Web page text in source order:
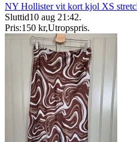
NY Hollister vit kort kjol XS
Sluttid10 aug 21:42.
Pris:150 kr,Utropspris.